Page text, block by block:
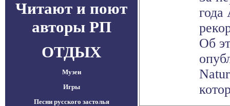
Читают и поют
авторы РП
ОТДЫХ
Музеи
Игры
Песни русского застолья
года
Об